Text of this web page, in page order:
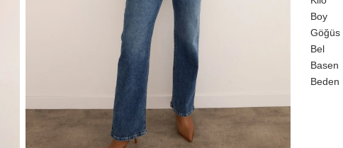
Boy
Göğüs
Bel
Basen
Beden